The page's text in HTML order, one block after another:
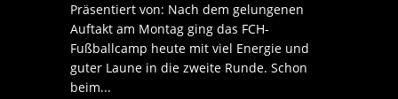
Präsentiert von: Nach dem gelungenen
Auftakt am Montag ging das FCH-
Fußballcamp heute mit viel Energie und
guter Laune in die zweite Runde. Schon
beim...